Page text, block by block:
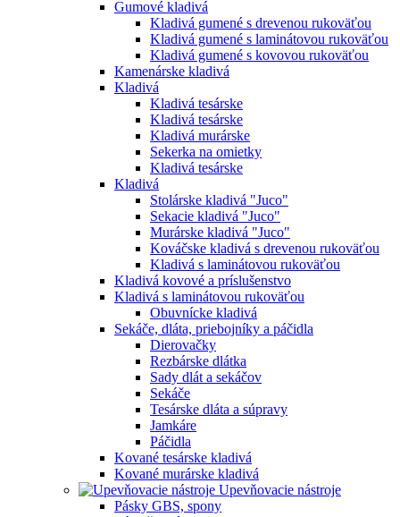
Gumové kladivá
Kladivá gumené s drevenou rukoväťou
Kladivá gumené s laminátovou rukoväťou
Kladivá gumené s kovovou rukoväťou
Kamenárske kladivá
Kladivá
Kladivá tesárske
Kladivá tesárske
Kladivá murárske
Sekerka na omietky
Kladivá tesárske
Kladivá
Stolárske kladivá "Juco"
Sekacie kladivá "Juco"
Murárske kladivá "Juco"
Kováčske kladivá s drevenou rukoväťou
Kladivá s laminátovou rukoväťou
Kladivá kovové a príslušenstvo
Kladivá s laminátovou rukoväťou
Obuvnícke kladivá
Sekáče, dláta, priebojníky a páčidla
Dierovačky
Rezbárske dlátka
Sady dlát a sekáčov
Sekáče
Tesárske dláta a súpravy
Jamkáre
Páčidla
Kované tesárske kladivá
Kované murárske kladivá
Upevňovacie nástroje
Pásky GBS, spony